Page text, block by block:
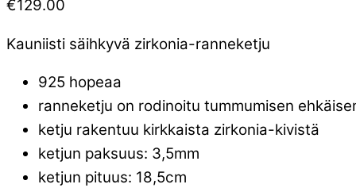
€129.00
Kauniisti säihkyvä zirkonia-ranneketju
925 hopeaa
ranneketju on rodinoitu tummumisen
ketju rakentuu kirkkaista zirkonia-kivistä
ketjun paksuus: 3,5mm
ketjun pituus: 18,5cm